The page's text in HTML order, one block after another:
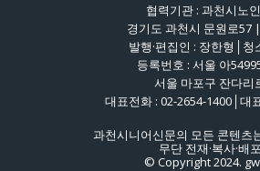
협력기관 : 과천시노
경기도 과천시 문원로57
발행·편집인 : 장한형│
등록번호 : 서울 아
서울 마포구 잔다리
대표전화 : 02-2654-1400│
과천시니어신문의 모든 콘텐츠
무단 전재·복사·배
© Copyright 2024.